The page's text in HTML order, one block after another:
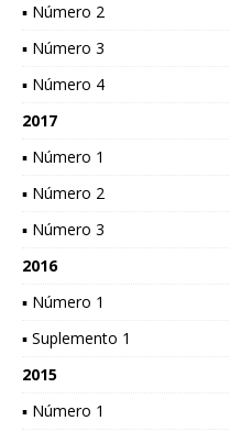
▪ Número 2
▪ Número 3
▪ Número 4
2017
▪ Número 1
▪ Número 2
▪ Número 3
2016
▪ Número 1
▪ Suplemento 1
2015
▪ Número 1